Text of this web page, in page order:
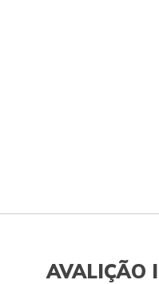
AVALIÇÃO